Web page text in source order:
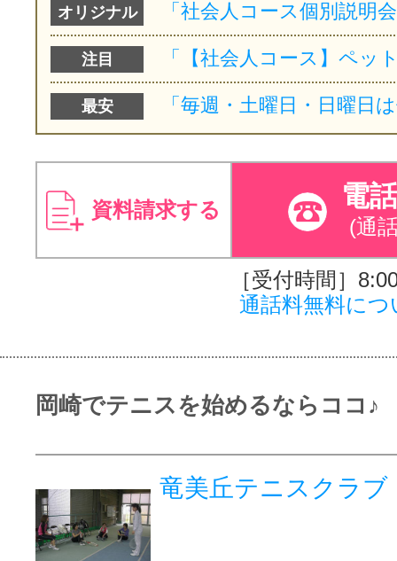
オリジナル
注目
最安
資料請求する 電
(通
［受付時間］
通話料無料につ
岡崎でテニスを始めるならココ♪
竜美丘テニスクラ